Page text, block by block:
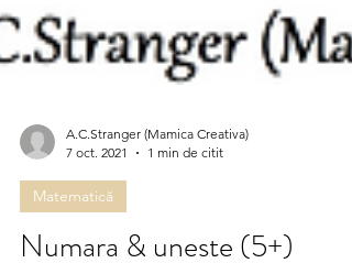
A.C.Stranger (Mamica Creativa)
7 oct. 2021
1 min de citit